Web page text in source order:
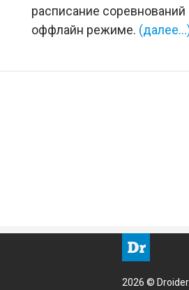
расписание
оффлайн режиме.
2026 ©